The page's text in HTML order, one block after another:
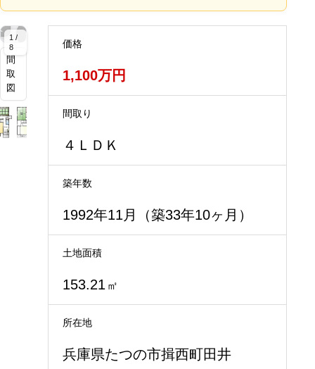
1 /
8
大
大
大
大
大
大
大
大
大
間
取
図
価格
1,100万円
間取り
４ＬＤＫ
築年数
1992年11月（築33年10ヶ月）
土地面積
153.21 ㎡
所在地
兵庫県たつの市揖西町田井